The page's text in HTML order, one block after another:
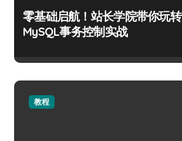
零基础启航！站长学院带你玩转
MySQL事务控制实战
教程